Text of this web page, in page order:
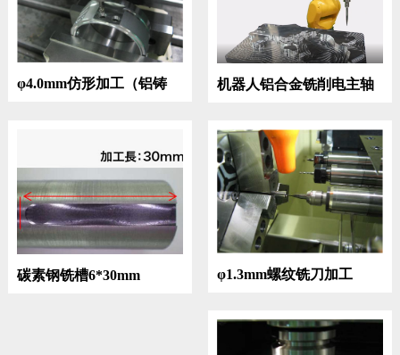
φ4.0mm仿形加工（铝铸
机器人铝合金铣削电主轴
碳素钢铣槽6*30mm φ1.3mm螺纹铣刀加工